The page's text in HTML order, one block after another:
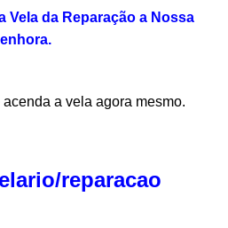
Vela da Reparação a Nossa
a vela agora mesmo.
reparacao